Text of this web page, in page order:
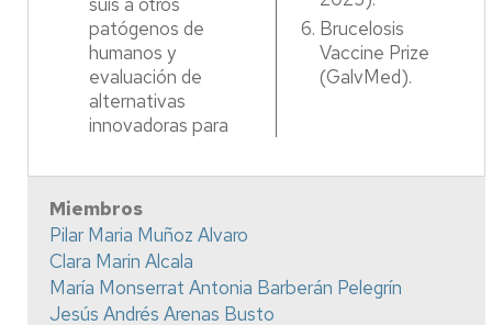
patógenos de
humanos y
evaluación de
alternativas
innovadoras para
Brucelosis
Vaccine Prize
(GalvMed).
Miembros
Pilar Maria Muñoz Alvaro
Clara Marin Alcala
María Monserrat Antonia Barberán Pelegrín
Jesús Andrés Arenas Busto